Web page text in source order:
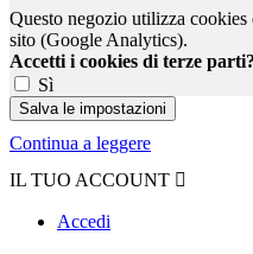
Questo negozio utilizza
sito (Google Analytics).
Accetti i cookies di terze parti?
Sì
Continua a leggere
IL TUO ACCOUNT 
Accedi